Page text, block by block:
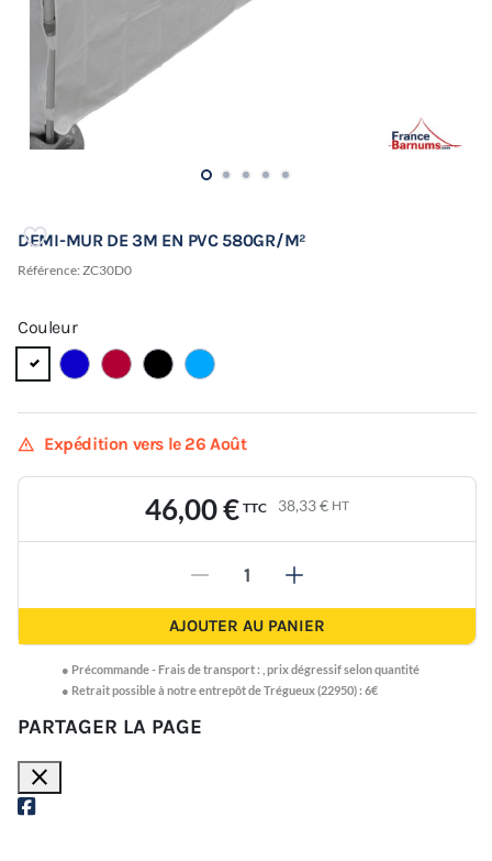
DEMI-MUR DE 3M EN PVC 580GR/M²
Référence: ZC30D0
Couleur
warning Expédition vers le 26 Août
46,00 € TTC 38,33 € HT
- +
AJOUTER AU PANIER
● Précommande -Frais de transport : prix dégressif selon quantité
● Retrait possible à notre entrepôt de Trégueux (22950) : 6€
PARTAGER LA PAGE
close